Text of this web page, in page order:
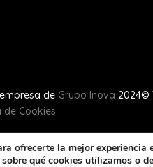
de Grupo Inova 2024©
de Cookies
ofrecerte la mejor experiencia
sobre qué cookies utilizamos o